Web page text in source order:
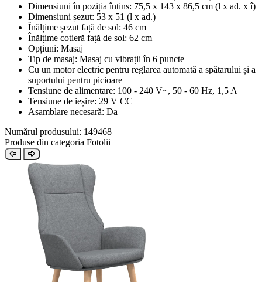
Dimensiuni în poziția întins: 75,5 x 143 x 86,5 cm (l x ad. x î)
Dimensiuni șezut: 53 x 51 (l x ad.)
Înălțime șezut față de sol: 46 cm
Înălțime cotieră față de sol: 62 cm
Opțiuni: Masaj
Tip de masaj: Masaj cu vibrații în 6 puncte
Cu un motor electric pentru reglarea automată a spătarului și a
suportului pentru picioare
Tensiune de alimentare: 100 - 240 V~, 50 - 60 Hz, 1,5 A
Tensiune de ieșire: 29 V CC
Asamblare necesară: Da
Numărul produsului: 149468
Produse din categoria Fotolii